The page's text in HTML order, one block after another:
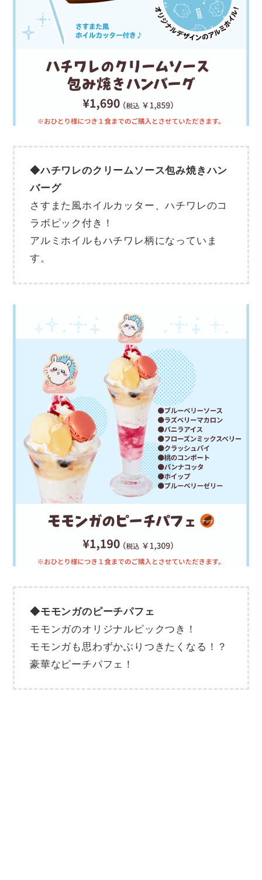
◆ハチワレのクリームソース包み焼きハン
バーグ
さすまた風ホイルカッター、ハチワレのコ
ラボピック付き！
アルミホイルもハチワレ柄になっていま
す。
◆モモンガのピーチパフェ
モモンガのオリジナルピックつき！
モモンガも思わずかぶりつきたくなる！？
豪華なピーチパフェ！